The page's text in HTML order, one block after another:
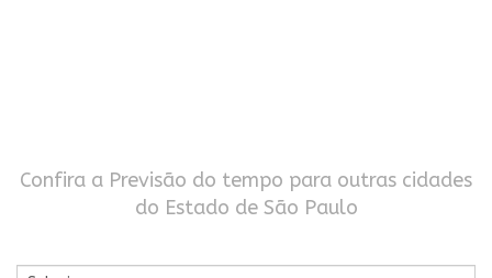
Confira a Previsão do tempo para outras cidades
do Estado de São Paulo